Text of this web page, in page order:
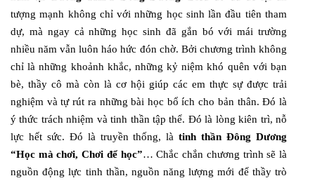
tượng mạnh không chỉ với những học sinh lần đầu tiên tham
dự, mà ngay cả những học sinh đã gắn bó với mái trường
nhiều năm vẫn luôn háo hức đón chờ. Bởi chương trình không
chỉ là những khoảnh khắc, những kỷ niệm khó quên với bạn
bè, thầy cô mà còn là cơ hội giúp các em thực sự được trải
nghiệm và tự rút ra những bài học bổ ích cho bản thân. Đó là
ý thức trách nhiệm và tinh thần tập thể. Đó là lòng kiên trì, nỗ
lực hết sức. Đó là truyền thống, làtinh thần Đông Dương
“Học mà chơi, Chơi để học”… Chắc chắn chương trình sẽ là
nguồn động lực tinh thần, nguồn năng lượng mới để thầy trò